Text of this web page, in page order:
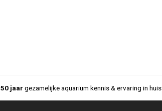
50 jaar gezamelijke aquarium kennis & ervaring in huis